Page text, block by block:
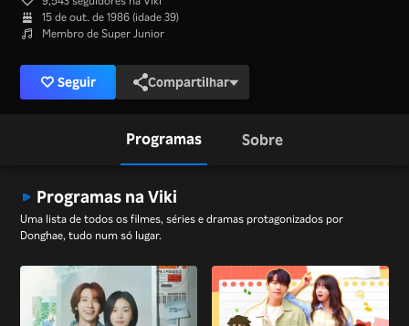
15 de out. de 1986 (idade 39)
Membro de Super Junior
Seguir Compartilhar
Programas Sobre
Programas na Viki
Uma lista de todos os filmes, séries e dramas protagonizados por
Donghae, tudo num só lugar.